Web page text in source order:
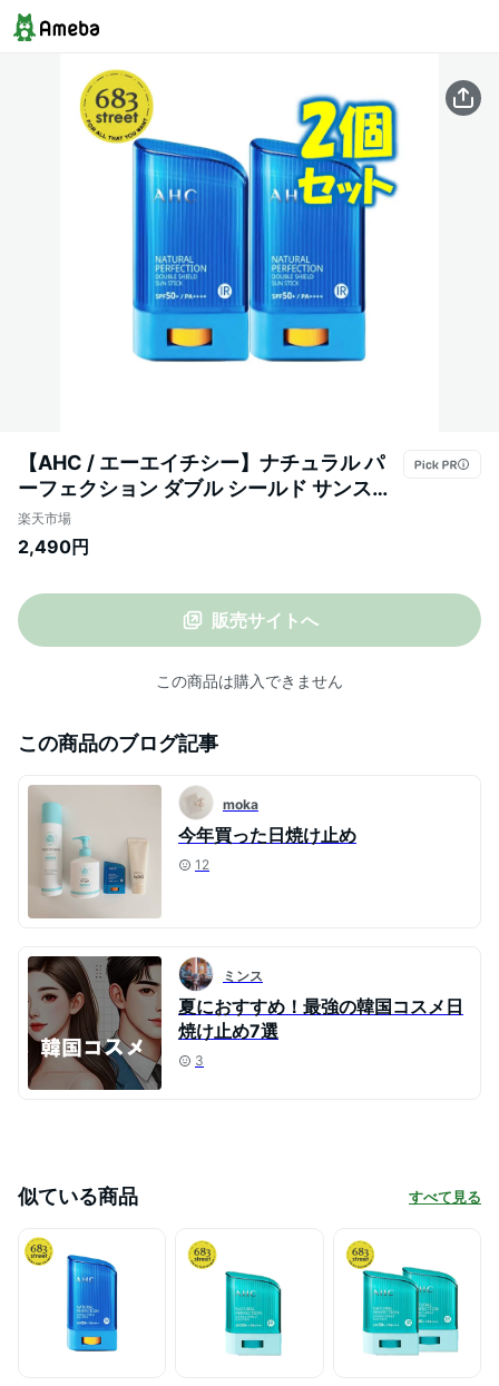
【AHC / エーエイチシー】ナチュラル パ
ーフェクション ダブル シールド サンステ
ィック 22g 2個 セット 日焼け止め サンス
ティック サンクリーム サンケア 普通肌
ーフ 普通肌 韓国コスメ【楽天海外直送】
楽天市場
2,490円
販売サイトへ
この商品は購入できません
この商品のブログ記事
moka
今年買った日焼け止め
12
ミンス
夏におすすめ！最強の韓国コスメ日
焼け止め7選
3
似ている商品 すべて見る